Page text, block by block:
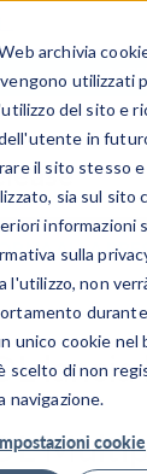
archivia
utilizzati
del sito e
in
il sito stesso
sia sul sito
informazioni
sulla
l'utilizzo, non
unico cookie nel
scelto di non
navigazione.
cookie
ALLA